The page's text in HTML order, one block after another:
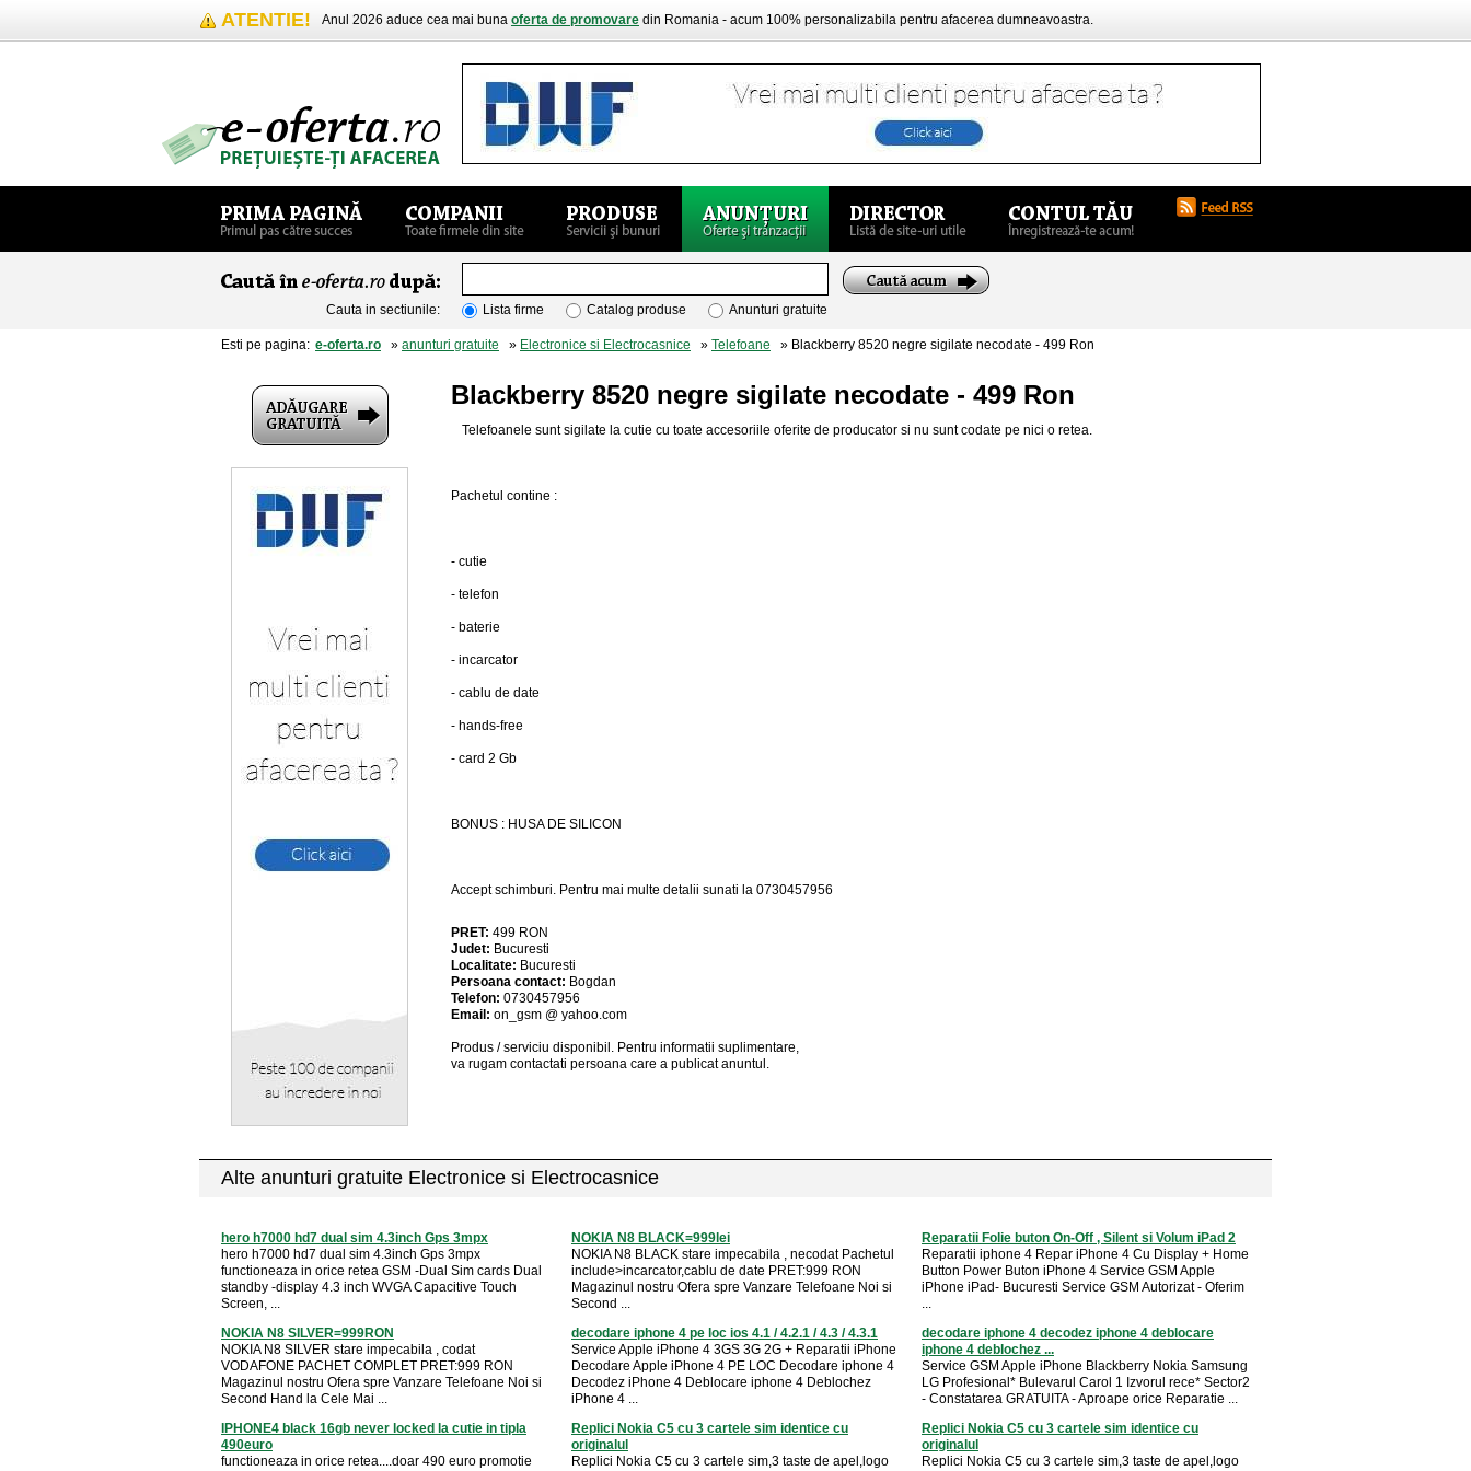
ATENTIE! Anul 2026 aduce cea mai buna oferta de promovare din Romania - acum 100% personalizabila pentru afacerea dumneavoastra.
Cauta in sectiunile: Lista firme Catalog produse Anunturi gratuite
Esti pe pagina: e-oferta.ro » anunturi gratuite » Electronice si Electrocasnice » Telefoane » Blackberry 8520 negre sigilate necodate - 499 Ron
Blackberry 8520 negre sigilate necodate - 499 Ron
Telefoanele sunt sigilate la cutie cu toate accesoriile oferite de producator si nu sunt codate pe nici o retea.
Pachetul contine :
- cutie
- telefon
- baterie
- incarcator
- cablu de date
- hands-free
- card 2 Gb
BONUS : HUSA DE SILICON
Accept schimburi. Pentru mai multe detalii sunati la 0730457956
PRET: 499 RON
Judet: Bucuresti
Localitate: Bucuresti
Persoana contact: Bogdan
Telefon: 0730457956
Email: on_gsm @ yahoo.com
Produs / serviciu disponibil . Pentru informatii suplimentare,
va rugam contactati persoana care a publicat anuntul.
Alte anunturi gratuite Electronice si Electrocasnice
hero h7000 hd7 dual sim 4.3inch Gps 3mpx
hero h7000 hd7 dual sim 4.3inch Gps 3mpx
functioneaza in orice retea GSM -Dual Sim cards Dual
standby -display 4.3 inch WVGA Capacitive Touch
Screen, ...
NOKIA N8 BLACK=999lei
NOKIA N8 BLACK stare impecabila , necodat Pachetul
include>incarcator,cablu de date PRET:999 RON
Magazinul nostru Ofera spre Vanzare Telefoane Noi si
Second ...
Reparatii Folie buton On-Off , Silent si Volum iPad 2
Reparatii iphone 4 Repar iPhone 4 Cu Display + Home
Button Power Buton iPhone 4 Service GSM Apple
iPhone iPad- Bucuresti Service GSM Autorizat - Oferim
...
NOKIA N8 SILVER=999RON
NOKIA N8 SILVER stare impecabila , codat
VODAFONE PACHET COMPLET PRET:999 RON
Magazinul nostru Ofera spre Vanzare Telefoane Noi si
Second Hand la Cele Mai ...
decodare iphone 4 pe loc ios 4.1 / 4.2.1 / 4.3 / 4.3.1
Service Apple iPhone 4 3GS 3G 2G + Reparatii iPhone
Decodare Apple iPhone 4 PE LOC Decodare iphone 4
Decodez iPhone 4 Deblocare iphone 4 Deblochez
iPhone 4 ...
decodare iphone 4 decodez iphone 4 deblocare
iphone 4 deblochez ...
Service GSM Apple iPhone Blackberry Nokia Samsung
LG Profesional* Bulevarul Carol 1 Izvorul rece* Sector2
- Constatarea GRATUITA - Aproape orice Reparatie ...
IPHONE4 black 16gb never locked la cutie in tipla
490euro
functioneaza in orice retea....doar 490 euro promotie
Replici Nokia C5 cu 3 cartele sim identice cu
originalul
Replici Nokia C5 cu 3 cartele sim,3 taste de apel,logo
Replici Nokia C5 cu 3 cartele sim identice cu
originalul
Replici Nokia C5 cu 3 cartele sim,3 taste de apel,logo